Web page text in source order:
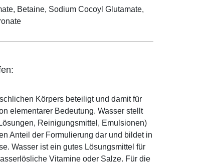
Betaine, Sodium Cocoyl Glutamate,
Körpers beteiligt und damit für
elementarer Bedeutung. Wasser stellt
Reinigungsmittel, Emulsionen)
Anteil der Formulierung dar und bildet in
Wasser ist ein gutes Lösungsmittel für
Vitamine oder Salze. Für die